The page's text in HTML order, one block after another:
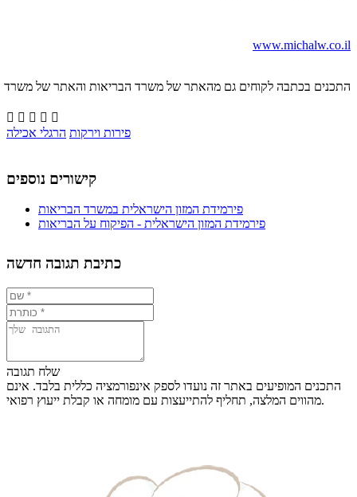
www.michalw.co.il
התכנים בכתבה לקוחים גם מהאתר של משרד הבריאות והאתר של משרד
    
פירות וירקות הרגלי אכילה
קישורים נוספים
פירמידת המזון הישראלית במשרד הבריאות
פירמידת המזון הישראלית - הפיקוח על הבריאות
כתיבת תגובה חדשה
שלח תגובה
התכנים המופיעים באתר זה נועדו לספק אינפורמציה כללית בלבד. אינם
מהווים המלצה, תחליף להתייעצות עם מומחה או קבלת ייעוץ רפואי.